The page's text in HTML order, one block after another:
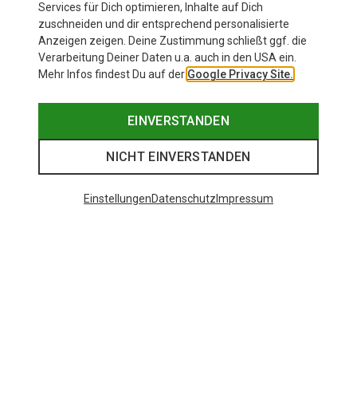
Services für Dich optimieren, Inhalte auf Dich
zuschneiden und dir entsprechend personalisierte
Anzeigen zeigen. Deine Zustimmung schließt ggf. die
Verarbeitung Deiner Daten u.a. auch in den USA ein.
Mehr Infos findest Du auf der Google Privacy Site.
EINVERSTANDEN
NICHT EINVERSTANDEN
EinstellungenDatenschutz Impressum